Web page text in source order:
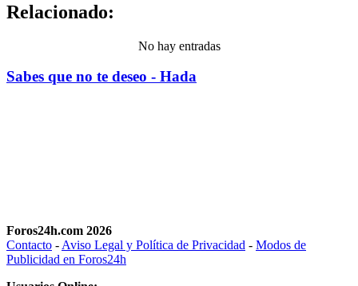
Relacionado:
No hay entradas
Sabes que no te deseo - Hada
Foros24h.com 2026
Contacto - Aviso Legal y Política de Privacidad - Modos de
Publicidad en Foros24h